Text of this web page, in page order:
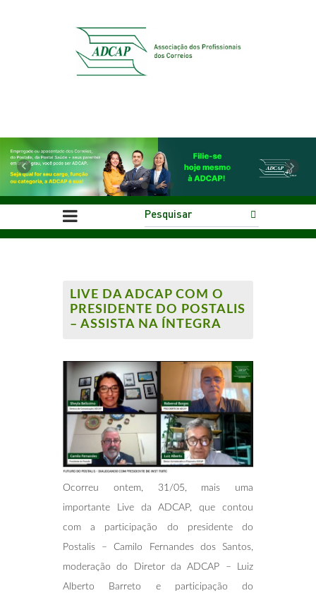
Previous Next
LIVE DA ADCAP COM O
PRESIDENTE DO POSTALIS
– ASSISTA NA ÍNTEGRA
Ocorreu ontem, 31/05, mais uma
importante Live da ADCAP, que contou
com a participação do presidente do
Postalis – Camilo Fernandes dos Santos,
moderação do Diretor da ADCAP – Luiz
Alberto Barreto e participação do